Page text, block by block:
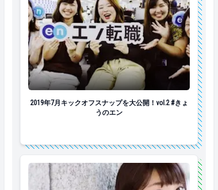
2019年7月キックオフスナップを大公開！vol.2 #きょ
2019年7月キックオフスナップを大公開！vol.2 #きょ
うのエン